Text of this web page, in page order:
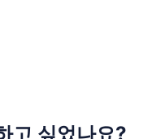
고 싶었나요?